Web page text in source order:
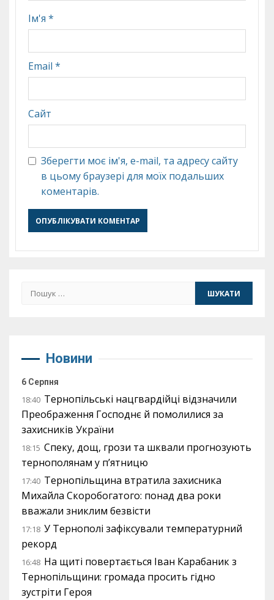
Ім'я *
Email *
Сайт
Зберегти моє ім'я, e-mail, та адресу сайту
в цьому браузері для моїх подальших
коментарів.
Пошук:
Новини
6 Серпня
18:40 Тернопільські нацгвардійці відзначили
Преображення Господнє й помолилися за
захисників України
18:15 Спеку, дощ, грози та шквали прогнозують
тернополянам у п’ятницю
17:40 Тернопільщина втратила захисника
Михайла Скоробогатого: понад два роки
вважали зниклим безвісти
17:18 У Тернополі зафіксували температурний
рекорд
16:48 На щиті повертається Іван Карабаник з
Тернопільщини: громада просить гідно
зустріти Героя